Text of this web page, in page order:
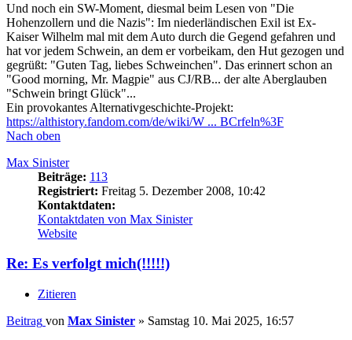
Und noch ein SW-Moment, diesmal beim Lesen von "Die
Hohenzollern und die Nazis": Im niederländischen Exil ist Ex-
Kaiser Wilhelm mal mit dem Auto durch die Gegend gefahren und
hat vor jedem Schwein, an dem er vorbeikam, den Hut gezogen und
gegrüßt: "Guten Tag, liebes Schweinchen". Das erinnert schon an
"Good morning, Mr. Magpie" aus CJ/RB... der alte Aberglauben
"Schwein bringt Glück"...
Ein provokantes Alternativgeschichte-Projekt:
https://althistory.fandom.com/de/wiki/W ... BCrfeln%3F
Nach oben
Max Sinister
Beiträge: 113
Registriert: Freitag 5. Dezember 2008, 10:42
Kontaktdaten:
Kontaktdaten von Max Sinister
Website
Re: Es verfolgt mich(!!!!!)
Zitieren
Beitrag von Max Sinister » Samstag 10. Mai 2025, 16:57